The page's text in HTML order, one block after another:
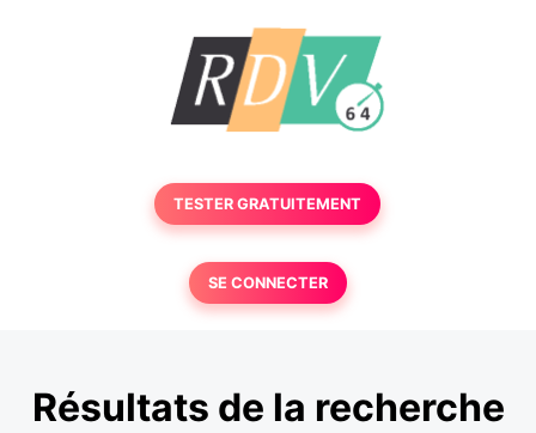
TESTER GRATUITEMENT
SE CONNECTER
Résultats de la recherche